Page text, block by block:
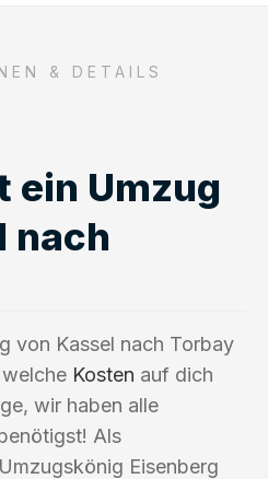
& DETAILS
ein Umzug
nach
von Kassel nach Torbay
Kosten auf dich
wir haben alle
Als
Umzugskönig Eisenberg